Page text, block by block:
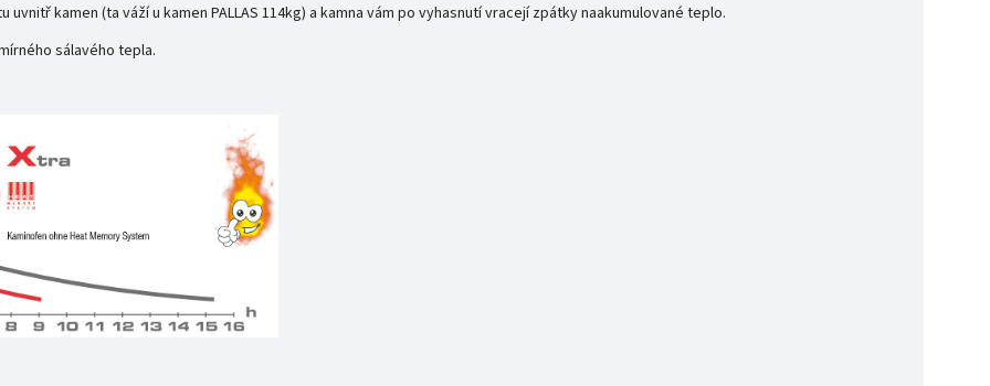
kamen (ta váží u kamen PALLAS 114kg) a kamna vám po vyhasnutí vracejí zpátky naakumulované teplo.
sálavého tepla.